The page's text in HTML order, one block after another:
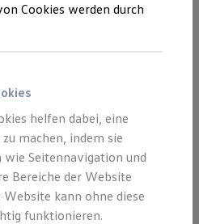
Sie allgemeine
und die Reifenklasse.
Cookies werden durch
helfen dabei, eine
machen, indem sie
Seitennavigation und
Bereiche der Website
kann ohne diese
funktionieren.